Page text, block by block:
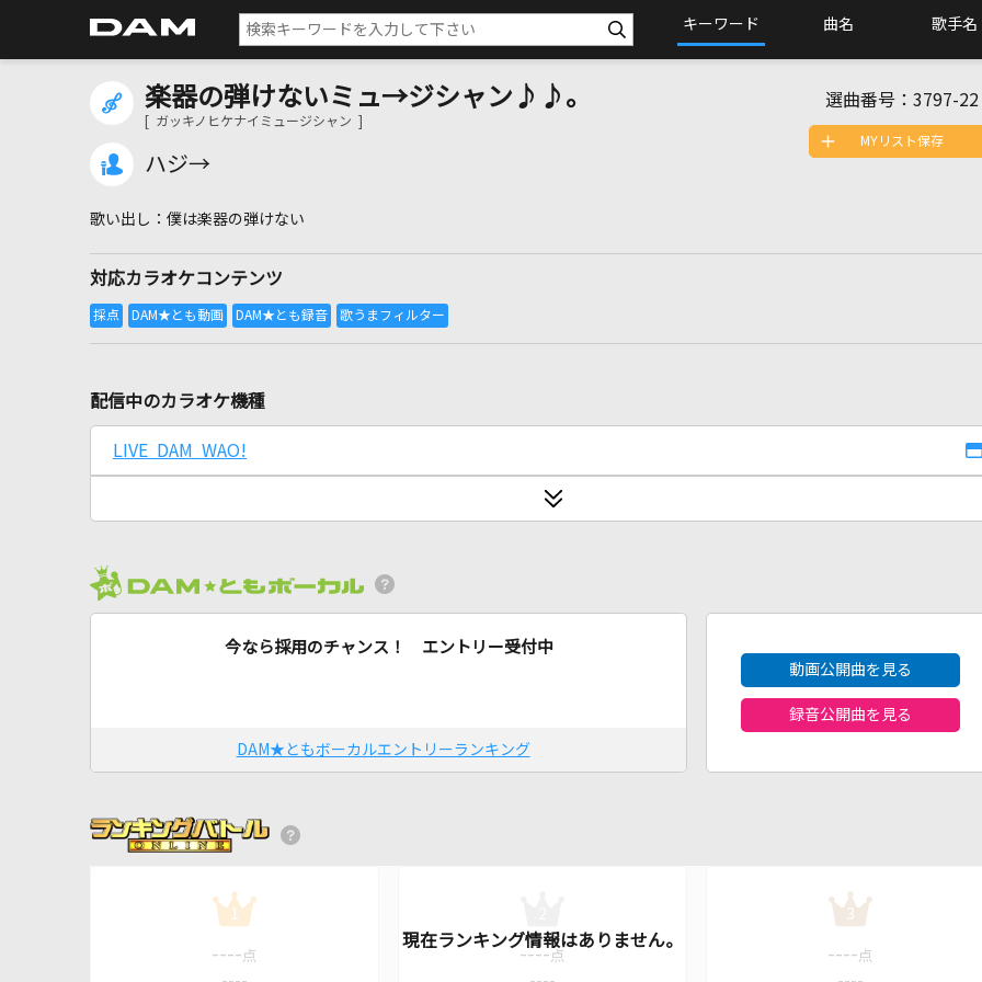
キーワード 曲名 歌手名
楽器の弾けないミュ→ジシャン♪♪。
[ ガッキノヒケナイミュージシャン ]
ハジ→
選曲番号： 3797-22
僕は楽器の弾けない
対応カラオケコンテンツ
MYリスト保存
配信中のカラオケ機種
LIVE DAM WAO!
今なら採用のチャンス！ エントリー受付中
DAM★ともボーカルエントリーランキング
動画公開曲を見る
録音公開曲を見る
1
---- 点
---- 点
3
---- 点